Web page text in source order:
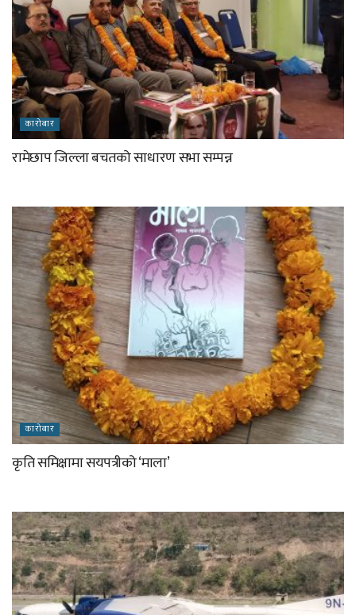
कारोबार
रामेछाप जिल्ला बचतको साधारण सभा सम्पन्न
कारोबार
कृति समिक्षामा सयपत्रीको ‘माला’